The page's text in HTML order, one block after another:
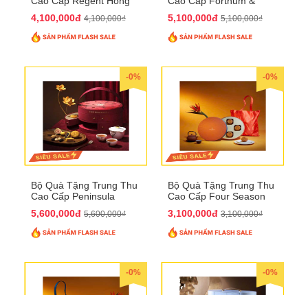
4,100,000đ 4,100,000₫ 5,100,000đ 5,100,000₫
-0%
Bộ Quà Tặng Trung Thu
Cao Cấp Peninsula
5,600,000đ 5,600,000₫
-0%
Bộ Quà Tặng Trung Thu
Cao Cấp Four Season
3,100,000đ 3,100,000₫
-0% -0%